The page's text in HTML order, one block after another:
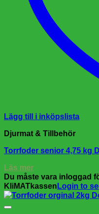
Lägg till i inköpslista
Djurmat & Tillbehör
Torrfoder senior 4,75 kg
Läs mer
Du måste vara inloggad
KliMATkassen Login to